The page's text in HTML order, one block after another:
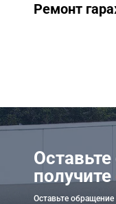
Ремонт
получите
Оставьте